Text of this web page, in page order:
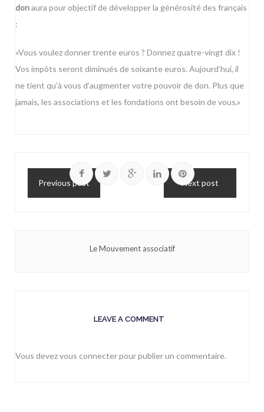
donaura pour objectif de développer la générosité des français
:
«Vous voulez donner trente euros ? Donnez quatre-vingt dix !
Vos impôts seront diminués de soixante euros. Aujourd’hui, il
ne tient qu’à vous d’augmenter votre pouvoir de don. Plus que
jamais, les associations et les fondations ont besoin de vous.»
Previous post Next post
Le Mouvement associatif
LEAVE A COMMENT
Vous devezvous connecterpour publier un commentaire.